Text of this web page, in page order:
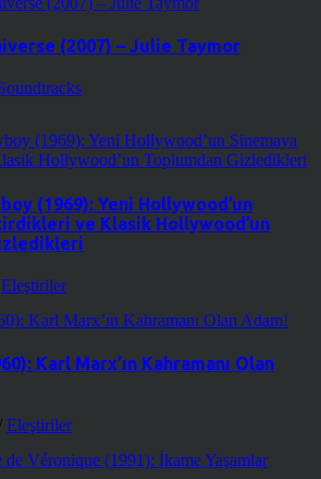
(2007) – Julie Taymor
(1969): Yeni Hollywood’un
ve Klasik Hollywood’un
Eleştiriler
Karl Marx’ın Kahramanı Olan
Eleştiriler